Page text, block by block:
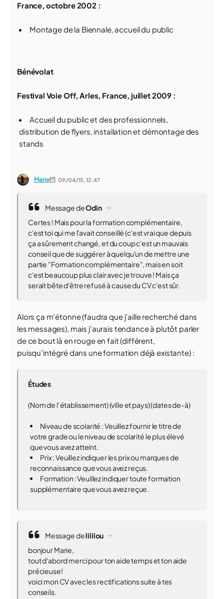
France, octobre 2002 :
Montage de la Biennale, accueil du public
Bénévolat
Festival Voie Off, Arles, France, juillet 2009 :
Accueil du public et des professionnels,
distribution de flyers, installation et démontage des
stands
Marie 09/04/15,12:47
Message deOdin
Certes ! Mais pour la formation complémentaire,
c'est toi qui me l'avait conseillé (c'est vrai que depuis
ça a sûrement changé, et du coup c'est un mauvais
conseil que de suggérer à quelqu'un de mettre une
partie "Formation complémentaire", mais en soit
c'est beaucoup plus clair avec je trouve ! Mais ça
serait bête d'être refusé à cause du CV c'est sûr.
Alors ça m'étonne (faudra que j'aille recherché dans
les messages), mais j'aurais tendance à plutôt parler
de ce bout là en rouge en fait (différent,
puisqu'intégré dans une formation déjà existante) :
Études
(Nom de l’établissement) (ville et pays) (dates de-à)
Niveau de scolarité : Veuillez fournir le titre de
votre grade ou le niveau de scolarité le plus élevé
que vous avez atteint.
Prix : Veuillez indiquer les prix ou marques de
reconnaissance que vous avez reçus.
Formation : Veuillez indiquer toute formation
supplémentaire que vous avez reçue.
Message delililou
bonjour Marie,
tout d'abord merci pour ton aide temps et ton aide
précieuse!
voici mon CV avec les rectifications suite à tes
conseils.